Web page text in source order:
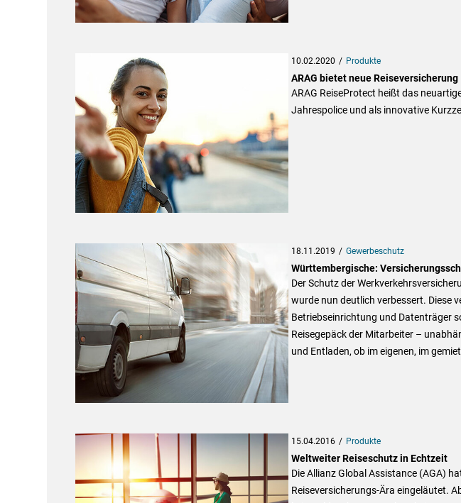
10.02.2020 Produkte
ARAG bietet neue Reiseversicherung
ARAG ReiseProtect heißt das
Jahrespolice und als innovative
18.11.2019 Gewerbeschutz
Württembergische:
Der Schutz der
wurde nun deutlich verbessert. Diese
Betriebseinrichtung und Datenträger
Reisegepäck der Mitarbeiter –
und Entladen, ob im eigenen, im
15.04.2016 Produkte
Weltweiter Reiseschutz in Echtzeit
Die Allianz Global Assistance (AGA)
Reiseversicherungs-Ära eingeläutet.